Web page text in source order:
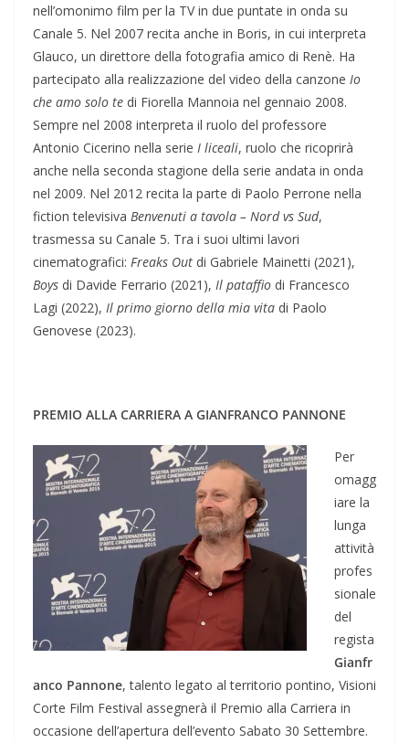
nell’omonimo film per la TV in due puntate in onda su
Canale 5. Nel 2007 recita anche in Boris, in cui interpreta
Glauco, un direttore della fotografia amico di Renè. Ha
partecipato alla realizzazione del video della canzone Io
che amo solo te di Fiorella Mannoia nel gennaio 2008.
Sempre nel 2008 interpreta il ruolo del professore
Antonio Cicerino nella serie I liceali, ruolo che ricoprirà
anche nella seconda stagione della serie andata in onda
nel 2009. Nel 2012 recita la parte di Paolo Perrone nella
fiction televisiva Benvenuti a tavola – Nord vs Sud,
trasmessa su Canale 5. Tra i suoi ultimi lavori
cinematografici: Freaks Out di Gabriele Mainetti (2021),
Boys di Davide Ferrario (2021), Il pataffio di Francesco
Lagi (2022), Il primo giorno della mia vita di Paolo
Genovese (2023).
PREMIO ALLA CARRIERA A GIANFRANCO PANNONE
Per
omagg
iare la
lunga
attività
profes
sionale
del
regista
Gianfr
anco Pannone, talento legato al territorio pontino, Visioni
Corte Film Festival assegnerà il Premio alla Carriera in
occasione dell’apertura dell’evento Sabato 30 Settembre.